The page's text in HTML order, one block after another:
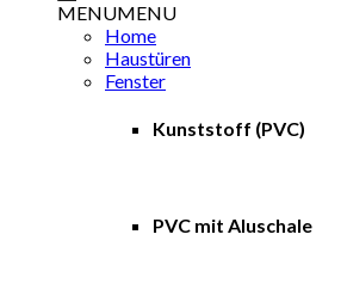
MENUMENU
Home
Haustüren
Fenster
Kunststoff (PVC)
PVC mit Aluschale